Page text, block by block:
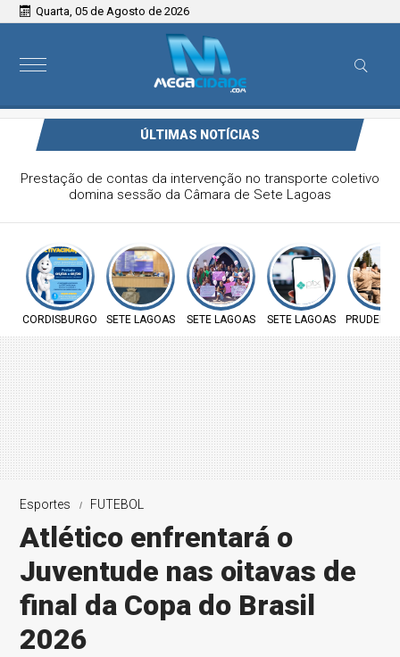
Quarta, 05 de Agosto de 2026
ÚLTIMAS NOTÍCIAS
Prefeitura de Cordisburgo inicia Campanha Nacional de
Multivacinação para crianças e adolescentes
CORDISBURGO SETE LAGOAS SETE LAGOAS SETE LAGOAS
Esportes FUTEBOL
Atlético enfrentará o
Juventude nas oitavas de
final da Copa do Brasil
2026